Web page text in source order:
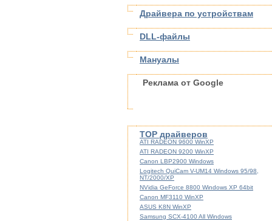
Драйвера по устройствам
DLL-файлы
Мануалы
Реклама от Google
TOP драйверов
ATI RADEON 9600 WinXP
ATI RADEON 9200 WinXP
Canon LBP2900 Windows
Logitech QuiCam V-UM14 Windows 95/98,
NT/2000/XP
NVidia GeForce 8800 Windows XP 64bit
Canon MF3110 WinXP
ASUS K8N WinXP
Samsung SCX-4100 All Windows